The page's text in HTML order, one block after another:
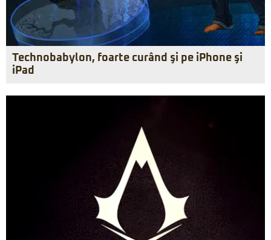
Technobabylon, foarte curând şi pe iPhone şi
iPad